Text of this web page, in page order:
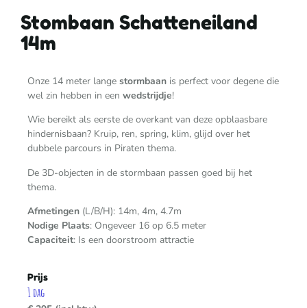
Stombaan Schatteneiland
14m
Onze 14 meter lange stormbaan is perfect voor degene die
wel zin hebben in een wedstrijdje!
Wie bereikt als eerste de overkant van deze opblaasbare
hindernisbaan? Kruip, ren, spring, klim, glijd over het
dubbele parcours in Piraten thema.
De 3D-objecten in de stormbaan passen goed bij het
thema.
Afmetingen (L/B/H): 14m, 4m, 4.7m
Nodige Plaats: Ongeveer 16 op 6.5 meter
Capaciteit: Is een doorstroom attractie
Prijs
1 dag